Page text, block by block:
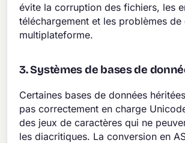
évite la corruption des fichiers, les
téléchargement et les problèmes
multiplateforme.
3. Systèmes de bases de
Certaines bases de données
pas correctement en charge
des jeux de caractères qui ne
les diacritiques. La conversion en